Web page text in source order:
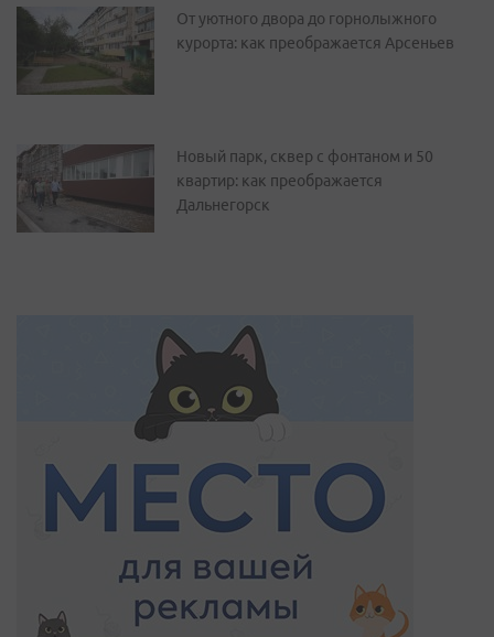
От уютного двора до горнолыжного
курорта: как преображается Арсеньев
Новый парк, сквер с фонтаном и 50
квартир: как преображается
Дальнегорск